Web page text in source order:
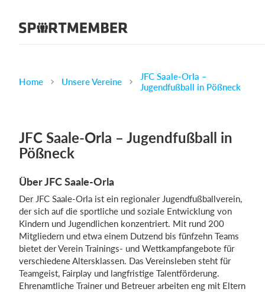
Über SportMember
Karriere
Trainingsplan
Mitgliedsbeitrag
Belegungsplan
Was kostet es?
Deutsch
Home Unsere Vereine
JFC Saale-Orla –
Jugendfußball in Pößneck
JFC Saale-Orla – Jugendfußball in
Pößneck
Über JFC Saale-Orla
Der JFC Saale-Orla ist ein regionaler Jugendfußballverein,
der sich auf die sportliche und soziale Entwicklung von
Kindern und Jugendlichen konzentriert. Mit rund 200
Mitgliedern und etwa einem Dutzend bis fünfzehn Teams
bietet der Verein Trainings- und Wettkampfangebote für
verschiedene Altersklassen. Das Vereinsleben steht für
Teamgeist, Fairplay und langfristige Talentförderung.
Ehrenamtliche Trainer und Betreuer arbeiten eng mit Eltern